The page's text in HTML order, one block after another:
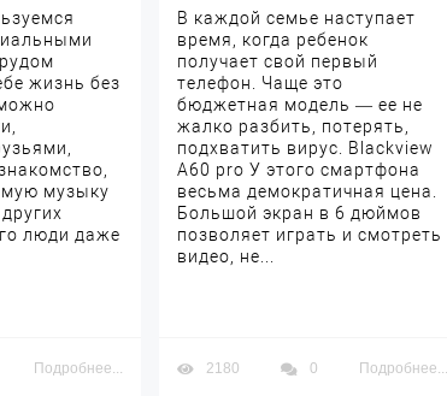
жизнь без
музыку
люди даже
Подробнее...
В каждой семье наступает
время, когда ребенок
получает свой первый
телефон. Чаще это
бюджетная модель — ее не
жалко разбить, потерять,
подхватить вирус. Blackview
A60 pro У этого смартфона
весьма демократичная цена.
Большой экран в 6 дюймов
позволяет играть и смотреть
видео, не...
2180 0 Подробнее...